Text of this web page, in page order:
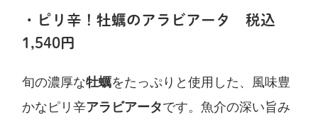
・ピリ辛！牡蠣のアラビアータ 税込
1,540円
旬の濃厚な牡蠣をたっぷりと使用した、風味豊
かなピリ辛アラビアータです。魚介の深い旨み